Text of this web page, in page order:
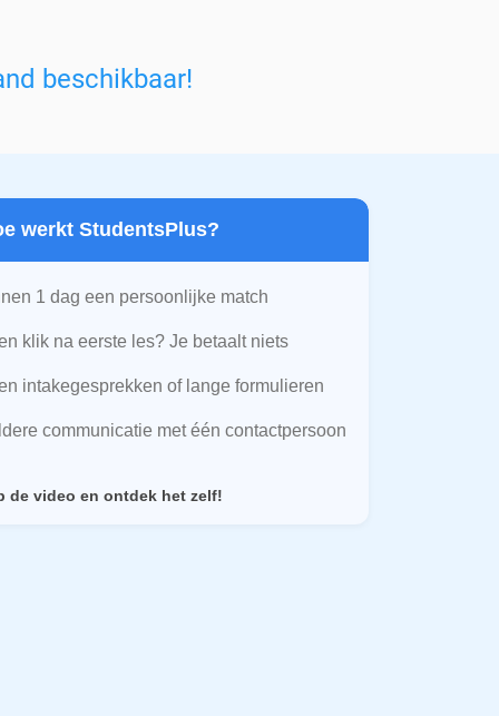
beschikbaar!
werkt StudentsPlus?
1 dag een persoonlijke match
klik na eerste les? Je betaalt niets
intakegesprekken of lange formulieren
communicatie met één contactpersoon
de video en ontdek het zelf!